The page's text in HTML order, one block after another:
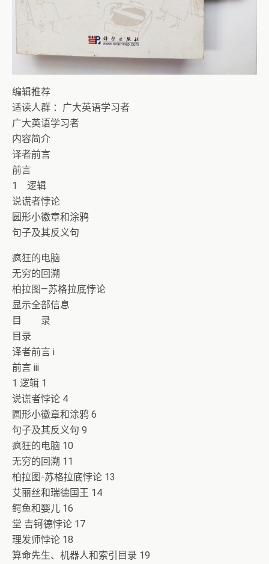
编辑推荐
适读人群 ：广大英语学习者
广大英语学习者
内容简介
译者前言
前言
1 逻辑
说谎者悖论
圆形小徽章和涂鸦
句子及其反义句
疯狂的电脑
无穷的回溯
柏拉图—苏格拉底悖论
显示全部信息
目 录
目录
译者前言 i
前言 iii
1 逻辑 1
说谎者悖论 4
圆形小徽章和涂鸦 6
句子及其反义句 9
疯狂的电脑 10
无穷的回溯 11
柏拉图-苏格拉底悖论 13
艾丽丝和瑞德国王 14
鳄鱼和婴儿 16
堂 吉钶德悖论 17
理发师悖论 18
算命先生、机器人和索引目录 19